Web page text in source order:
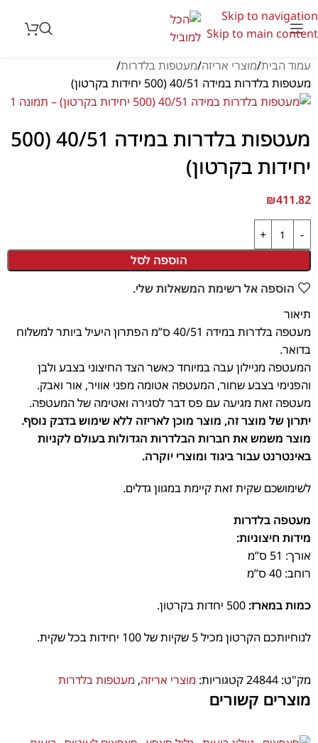
Skip to navigation
Skip to main content
עמוד הבית מוצרי אריזה מעטפות בלדרות
מעטפות בלדרות במידה 40/51 (500 יחידות בקרטון)
מעטפות בלדרות במידה 40/51 (500
יחידות בקרטון)
₪411.82
הוספה לסל
הוספה אל רשימת המשאלות שלי.
תיאור
מעטפה בלדרות במידה 40/51 ס”מ הפתרון היעיל ביותר למשלוח
בדואר.
המעטפה מניילון עבה במיוחד כאשר הצד החיצוני בצבע ולבן
והפנימי בצבע שחור, המעטפה אטומה מפני אוויר, אור ואבק.
מעטפה זאת מגיעה עם פס דבר לסגירה ואטימה של המעטפה.
יתרון של מוצר זה, מוצר מוכן לאריזה ללא שימוש בדבק נוסף.
מוצר משמש את חברות הבלדרות הגדולות בעולם לקניות
באינטרנט עבור ביגוד ומוצרי יוקרה.
לשימושכם שקית זאת קיימת במגוון גדלים.
מעטפה בלדרות
מידות חיצוניות:
אורך: 51 ס”מ
רוחב: 40 ס”מ
כמות במארז: 500 יחדות בקרטון.
לנוחיותכם הקרטון מכיל 5 שקיות של 100 יחידות בכל שקית.
מק"ט: 24844קטגוריות: מוצרי אריזה, מעטפות בלדרות
מוצרים קשורים